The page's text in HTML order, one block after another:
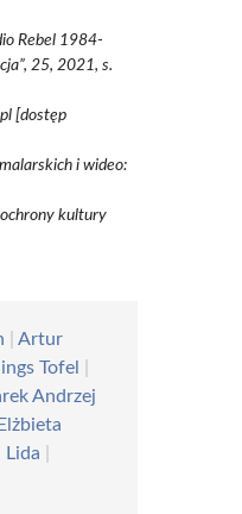
Rebel 1984-
25, 2021, s.
[dostęp
i wideo:
kultury
|Artur
Tofel
Andrzej
Lida